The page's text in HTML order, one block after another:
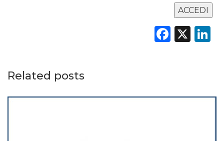
X
Related posts